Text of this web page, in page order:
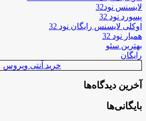
لایسنس نود32
پسورد نود 32
اوکلی لایسنس رایگان نود 32
همیار نود 32
بهترین سئو
رایگان
خرید آنتی ویروس
آخرین دیدگاه‌ها
بایگانی‌ها